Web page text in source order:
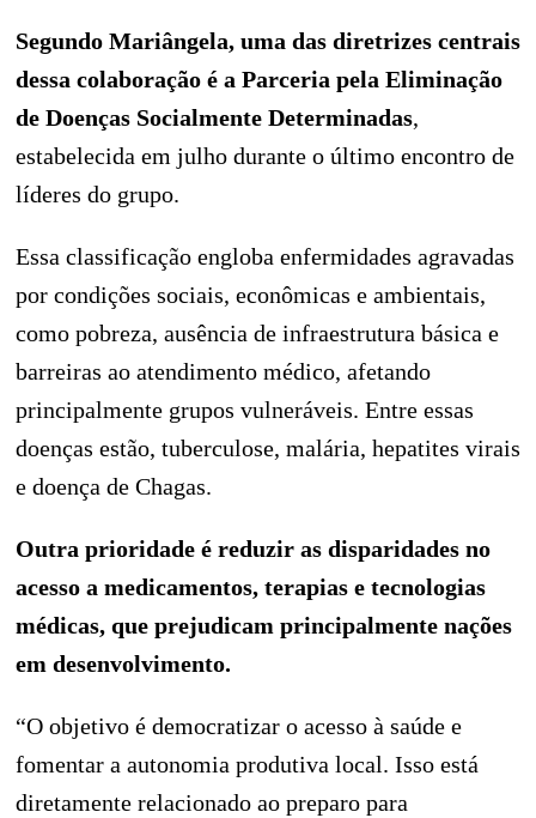
Segundo Mariângela, uma das diretrizes centrais
dessa colaboração é a Parceria pela Eliminação
de Doenças Socialmente Determinadas,
estabelecida em julho durante o último encontro de
líderes do grupo.
Essa classificação engloba enfermidades agravadas
por condições sociais, econômicas e ambientais,
como pobreza, ausência de infraestrutura básica e
barreiras ao atendimento médico, afetando
principalmente grupos vulneráveis. Entre essas
doenças estão, tuberculose, malária, hepatites virais
e doença de Chagas.
Outra prioridade é reduzir as disparidades no
acesso a medicamentos, terapias e tecnologias
médicas, que prejudicam principalmente nações
em desenvolvimento.
“O objetivo é democratizar o acesso à saúde e
fomentar a autonomia produtiva local. Isso está
diretamente relacionado ao preparo para